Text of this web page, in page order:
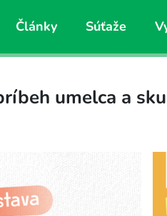
Články Súťaže
umelca a